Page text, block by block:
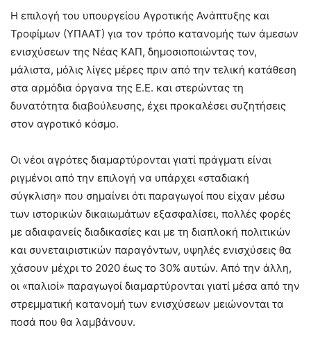
Η επιλογή του υπουργείου Αγροτικής Ανάπτυξης και
Τροφίμων (ΥΠΑΑΤ) για τον τρόπο κατανομής των άμεσων
ενισχύσεων της Νέας ΚΑΠ, δημοσιοποιώντας τον,
μάλιστα, μόλις λίγες μέρες πριν από την τελική κατάθεση
στα αρμόδια όργανα της Ε.Ε. και στερώντας τη
δυνατότητα διαβούλευσης, έχει προκαλέσει συζητήσεις
στον αγροτικό κόσμο.
Οι νέοι αγρότες διαμαρτύρονται γιατί πράγματι είναι
ριγμένοι από την επιλογή να υπάρχει «σταδιακή
σύγκλιση» που σημαίνει ότι παραγωγοί που είχαν μέσω
των ιστορικών δικαιωμάτων εξασφαλίσει, πολλές φορές
με αδιαφανείς διαδικασίες και με τη διαπλοκή πολιτικών
και συνεταιριστικών παραγόντων, υψηλές ενισχύσεις θα
χάσουν μέχρι το 2020 έως το 30% αυτών. Από την άλλη,
οι «παλιοί» παραγωγοί διαμαρτύρονται γιατί μέσα από την
στρεμματική κατανομή των ενισχύσεων μειώνονται τα
ποσά που θα λαμβάνουν.